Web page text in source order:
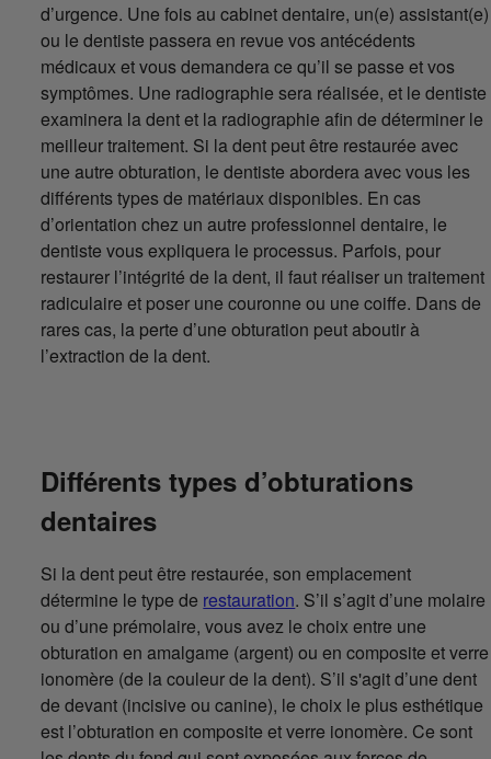
d’urgence. Une fois au cabinet dentaire, un(e) assistant(e)
ou le dentiste passera en revue vos antécédents
médicaux et vous demandera ce qu’il se passe et vos
symptômes. Une radiographie sera réalisée, et le dentiste
examinera la dent et la radiographie afin de déterminer le
meilleur traitement. Si la dent peut être restaurée avec
une autre obturation, le dentiste abordera avec vous les
différents types de matériaux disponibles. En cas
d’orientation chez un autre professionnel dentaire, le
dentiste vous expliquera le processus. Parfois, pour
restaurer l’intégrité de la dent, il faut réaliser un traitement
radiculaire et poser une couronne ou une coiffe. Dans de
rares cas, la perte d’une obturation peut aboutir à
l’extraction de la dent.
Différents types d’obturations
dentaires
Si la dent peut être restaurée, son emplacement
détermine le type de restauration. S’il s’agit d’une molaire
ou d’une prémolaire, vous avez le choix entre une
obturation en amalgame (argent) ou en composite et verre
ionomère (de la couleur de la dent). S’il s'agit d’une dent
de devant (incisive ou canine), le choix le plus esthétique
est l’obturation en composite et verre ionomère. Ce sont